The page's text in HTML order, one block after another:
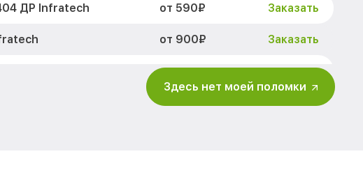
ДР Infratech от 590₽ Заказать
от 900₽ Заказать
от 650₽ Заказать
от 2000₽ Заказать
Здесь нет моей поломки